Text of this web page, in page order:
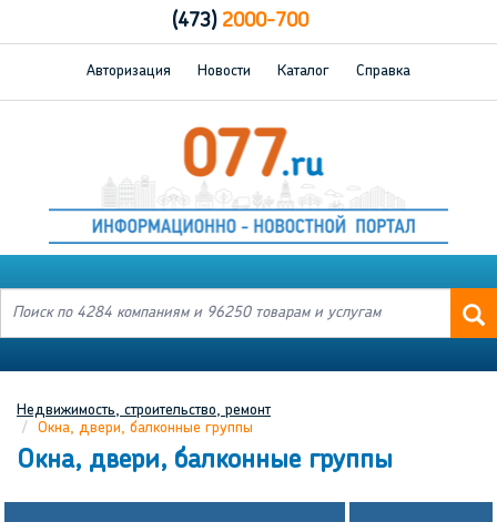
(473)2000-700
Авторизация Новости Каталог Справка
Недвижимость, строительство, ремонт
Окна, двери, балконные группы
Окна, двери, балконные группы